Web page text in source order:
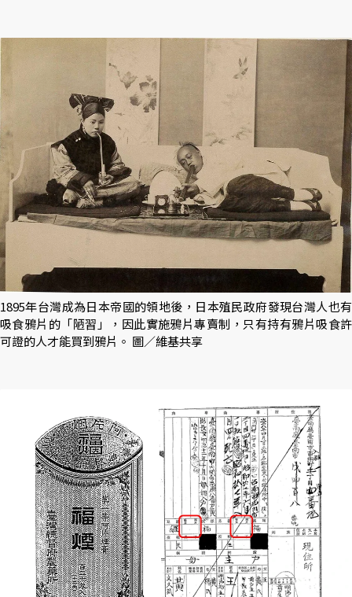
1895年台灣成為日本帝國的領地後，日本殖民政府發現台灣人也有
吸食鴉片的「陋習」，因此實施鴉片專賣制，只有持有鴉片吸食許
可證的人才能買到鴉片。 圖／維基共享